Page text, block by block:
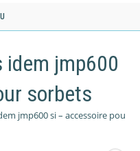
jmp600
sorbets
jmp600 si – accessoire pour